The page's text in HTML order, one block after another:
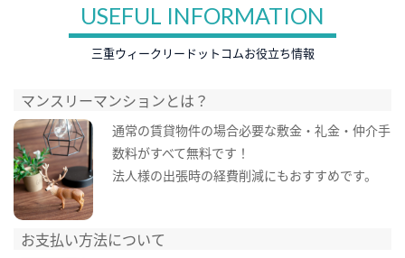
USEFUL INFORMATION
三重ウィークリードットコムお役立ち情報
マンスリーマンションとは？
通常の賃貸物件の場合必要な敷金・礼金・仲介手
数料がすべて無料です！
法人様の出張時の経費削減にもおすすめです。
お支払い方法について